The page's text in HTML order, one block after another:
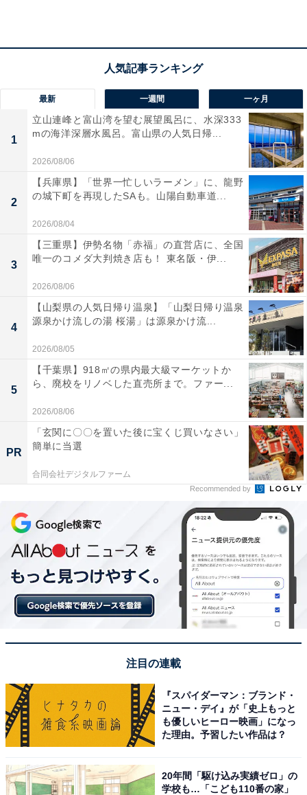
「阿蘇 坊中温泉 夢の湯」の口コミは？
「阿蘇 坊中温泉 夢の湯」には以下のような口コミが寄せ
られています。
阿蘇駅から徒歩1分というロケーションが最高で
す。褐色のお湯は源泉かけ流しで柔らかく、露天風
呂は夜にライトアップされていて幻想的な雰囲気で
サウナと水風呂でしっかり整えました。浴場は毎日
専門業者が清掃しているだけあって、いつ来ても清
潔感があり気持ちよく入れます。休憩室でのんびり
過ごせるのもよかったです。
家族湯が14室もあり、プライベートな空間でゆっく
りと阿蘇の温泉を楽しめました。露天風呂の打たせ
湯が肩こりに効いて、旅の疲れをしっかりほぐせま
最新 一週間 一ヶ月
1
立山連峰と富山湾を望む展望風呂に、水深333
mの海洋深層水風呂。富山県の人気日帰...
2026/08/06
2
【兵庫県】「世界一忙しいラーメン」に、龍野
の城下町を再現したSAも。山陽自動車道...
2026/08/04
3
【三重県】伊勢名物「赤福」の直営店に、全国
唯一のコメダ大判焼き店も！ 東名阪・伊...
2026/08/06
4
【山梨県の人気日帰り温泉】「山梨日帰り温泉
源泉かけ流しの湯 桜湯」は源泉かけ流...
2026/08/05
5
【千葉県】918㎡の県内最大級マーケットか
ら、廃校をリノベした直売所まで。ファー...
2026/08/06
PR
「玄関に〇〇を置いた後に宝くじ買いなさい」
簡単に当選
合同会社デジタルファーム
Recommended by
注目の連載
『スパイダーマン：ブランド・
ニュー・デイ』が「史上もっと
も優しいヒーロー映画」になっ
た理由。予習したい作品は？
20年間「駆け込み実績ゼロ」の
学校も…「こども110番の家」